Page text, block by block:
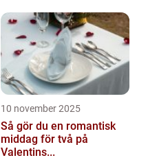
10 november 2025
Så gör du en romantisk
middag för två på
Valentins...